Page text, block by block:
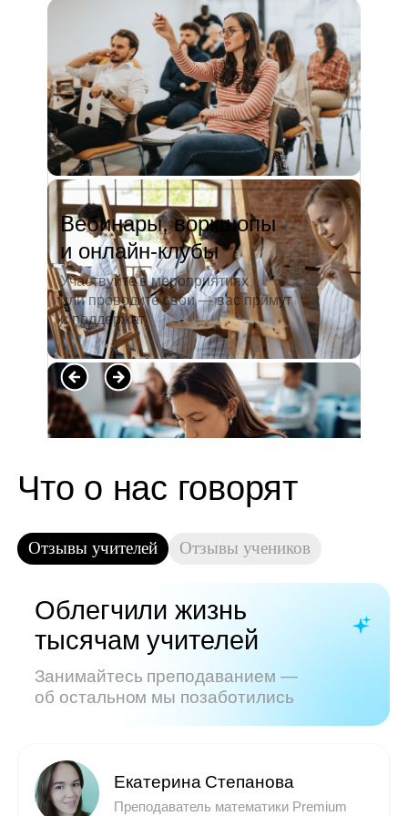
Вебинары, воркшопы
и онлайн-клубы
Участвуйте в мероприятиях
или проводите свои — вас примут
и поддержат
педагогический университет, пошла
преподавать в школу. Проработав в ней
5 лет, я поняла, что нужно двигать...
Читать полностью →
Показать все отзывы
Часто задаваемые
вопросы